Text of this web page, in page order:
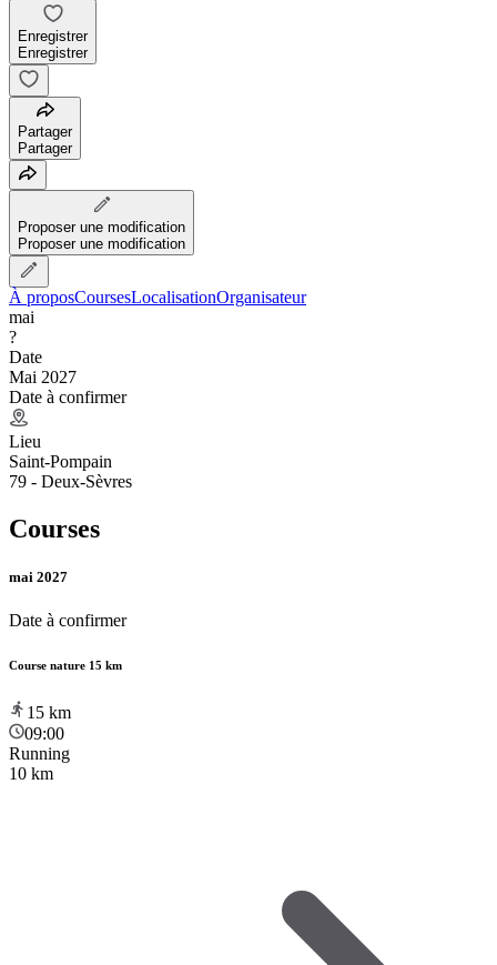
Enregistrer
Enregistrer
Partager
Partager
Proposer une modification
Proposer une modification
À proposCoursesLocalisationOrganisateur
mai
?
Date
Mai 2027
Date à confirmer
Lieu
Saint-Pompain
79 - Deux-Sèvres
Courses
mai 2027
Date à confirmer
Course nature 15 km
15 km
09:00
Running
10 km